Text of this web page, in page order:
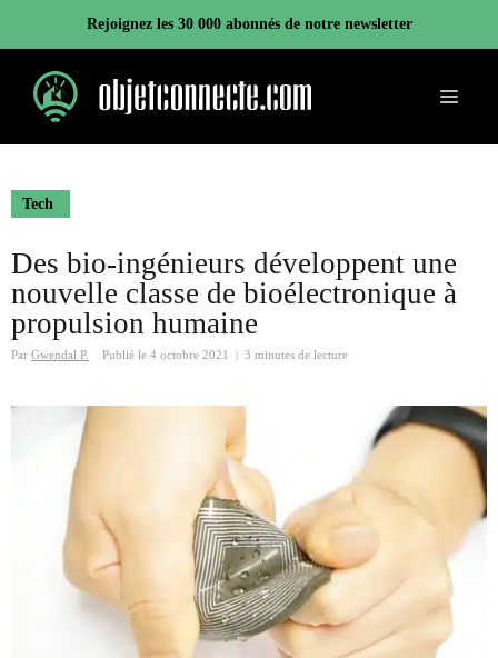
contenu
Rejoignez les 30 000 abonnés de notre newsletter
Menu
Tech
Des bio-ingénieurs développent une
nouvelle classe de bioélectronique à
propulsion humaine
Par Gwendal P. Publié le 4 octobre 2021 3 minutes de lecture